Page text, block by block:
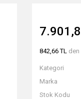
842,66 TL den
Kategori
Marka
Stok Kodu